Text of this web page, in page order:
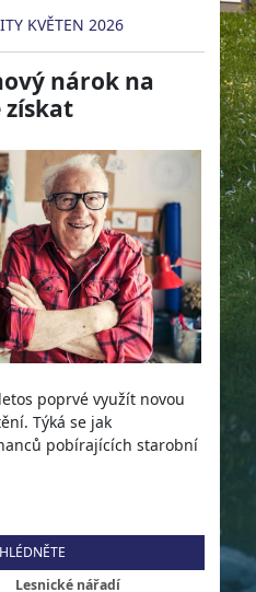
KVĚTEN 2026
nárok na
získat
poprvé využít novou
Týká se jak
pobírajících starobní
Lesnické nářadí